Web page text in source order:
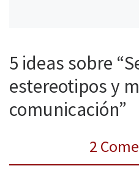
5 ideas sobre
estereotipos y
comunicación”
2